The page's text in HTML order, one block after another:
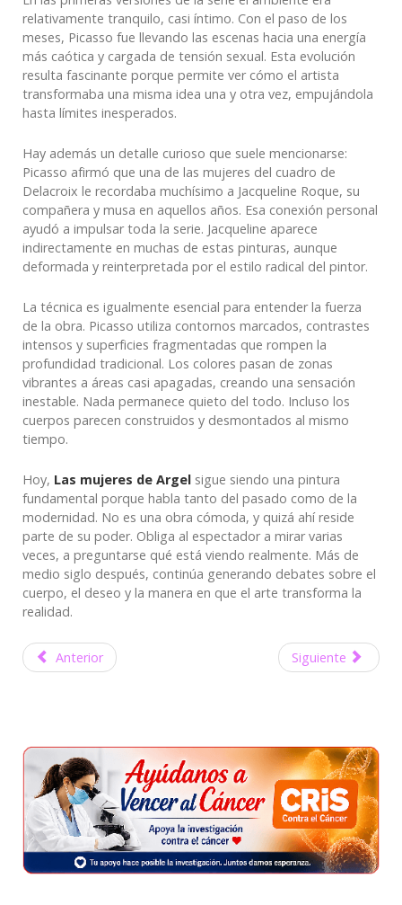
relativamente tranquilo, casi íntimo. Con el paso de los
meses, Picasso fue llevando las escenas hacia una energía
más caótica y cargada de tensión sexual. Esta evolución
resulta fascinante porque permite ver cómo el artista
transformaba una misma idea una y otra vez, empujándola
hasta límites inesperados.
Hay además un detalle curioso que suele mencionarse:
Picasso afirmó que una de las mujeres del cuadro de
Delacroix le recordaba muchísimo a Jacqueline Roque, su
compañera y musa en aquellos años. Esa conexión personal
ayudó a impulsar toda la serie. Jacqueline aparece
indirectamente en muchas de estas pinturas, aunque
deformada y reinterpretada por el estilo radical del pintor.
La técnica es igualmente esencial para entender la fuerza
de la obra. Picasso utiliza contornos marcados, contrastes
intensos y superficies fragmentadas que rompen la
profundidad tradicional. Los colores pasan de zonas
vibrantes a áreas casi apagadas, creando una sensación
inestable. Nada permanece quieto del todo. Incluso los
cuerpos parecen construidos y desmontados al mismo
tiempo.
Hoy, Las mujeres de Argel sigue siendo una pintura
fundamental porque habla tanto del pasado como de la
modernidad. No es una obra cómoda, y quizá ahí reside
parte de su poder. Obliga al espectador a mirar varias
veces, a preguntarse qué está viendo realmente. Más de
medio siglo después, continúa generando debates sobre el
cuerpo, el deseo y la manera en que el arte transforma la
realidad.
Anterior Siguiente